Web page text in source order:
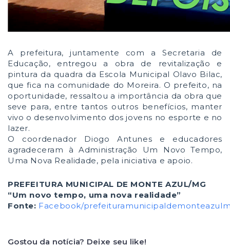
A prefeitura, juntamente com a Secretaria de
Educação, entregou a obra de revitalização e
pintura da quadra da Escola Municipal Olavo Bilac,
que fica na comunidade do Moreira. O prefeito, na
oportunidade, ressaltou a importância da obra que
seve para, entre tantos outros benefícios, manter
vivo o desenvolvimento dos jovens no esporte e no
lazer.
O coordenador Diogo Antunes e educadores
agradeceram à Administração Um Novo Tempo,
Uma Nova Realidade, pela iniciativa e apoio.
PREFEITURA MUNICIPAL DE MONTE AZUL/MG
“Um novo tempo, uma nova realidade”
Fonte: Facebook/
Gostou da notícia? Deixe seu like!